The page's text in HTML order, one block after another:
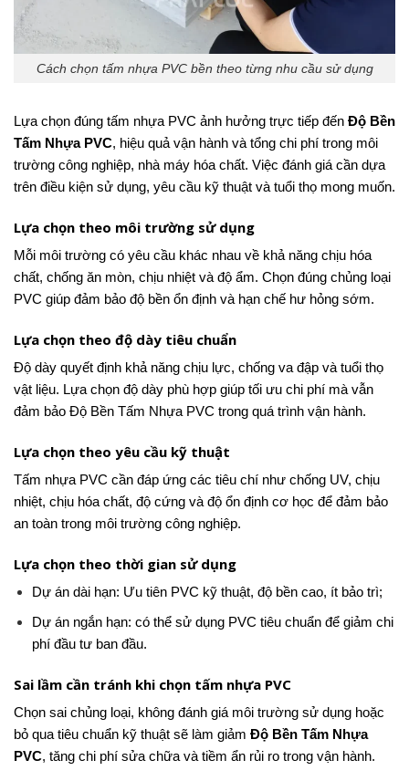
Cách chọn tấm nhựa PVC bền theo từng nhu cầu sử dụng
Lựa chọn đúng tấm nhựa PVC ảnh hưởng trực tiếp đến Độ Bền
Tấm Nhựa PVC, hiệu quả vận hành và tổng chi phí trong môi
trường công nghiệp, nhà máy hóa chất. Việc đánh giá cần dựa
trên điều kiện sử dụng, yêu cầu kỹ thuật và tuổi thọ mong muốn.
Lựa chọn theo môi trường sử dụng
Mỗi môi trường có yêu cầu khác nhau về khả năng chịu hóa
chất, chống ăn mòn, chịu nhiệt và độ ẩm. Chọn đúng chủng loại
PVC giúp đảm bảo độ bền ổn định và hạn chế hư hỏng sớm.
Lựa chọn theo độ dày tiêu chuẩn
Độ dày quyết định khả năng chịu lực, chống va đập và tuổi thọ
vật liệu. Lựa chọn độ dày phù hợp giúp tối ưu chi phí mà vẫn
đảm bảo Độ Bền Tấm Nhựa PVC trong quá trình vận hành.
Lựa chọn theo yêu cầu kỹ thuật
Tấm nhựa PVC cần đáp ứng các tiêu chí như chống UV, chịu
nhiệt, chịu hóa chất, độ cứng và độ ổn định cơ học để đảm bảo
an toàn trong môi trường công nghiệp.
Lựa chọn theo thời gian sử dụng
Dự án dài hạn: Ưu tiên PVC kỹ thuật, độ bền cao, ít bảo trì;
Dự án ngắn hạn: có thể sử dụng PVC tiêu chuẩn để giảm chi
phí đầu tư ban đầu.
Sai lầm cần tránh khi chọn tấm nhựa PVC
Chọn sai chủng loại, không đánh giá môi trường sử dụng hoặc
bỏ qua tiêu chuẩn kỹ thuật sẽ làm giảm Độ Bền Tấm Nhựa
PVC, tăng chi phí sửa chữa và tiềm ẩn rủi ro trong vận hành.